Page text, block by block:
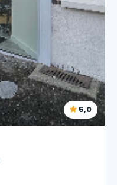
5,0